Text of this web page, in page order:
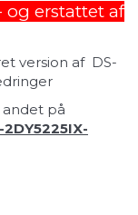
og erstattet af
version af DS-
på
2DY5225IX-